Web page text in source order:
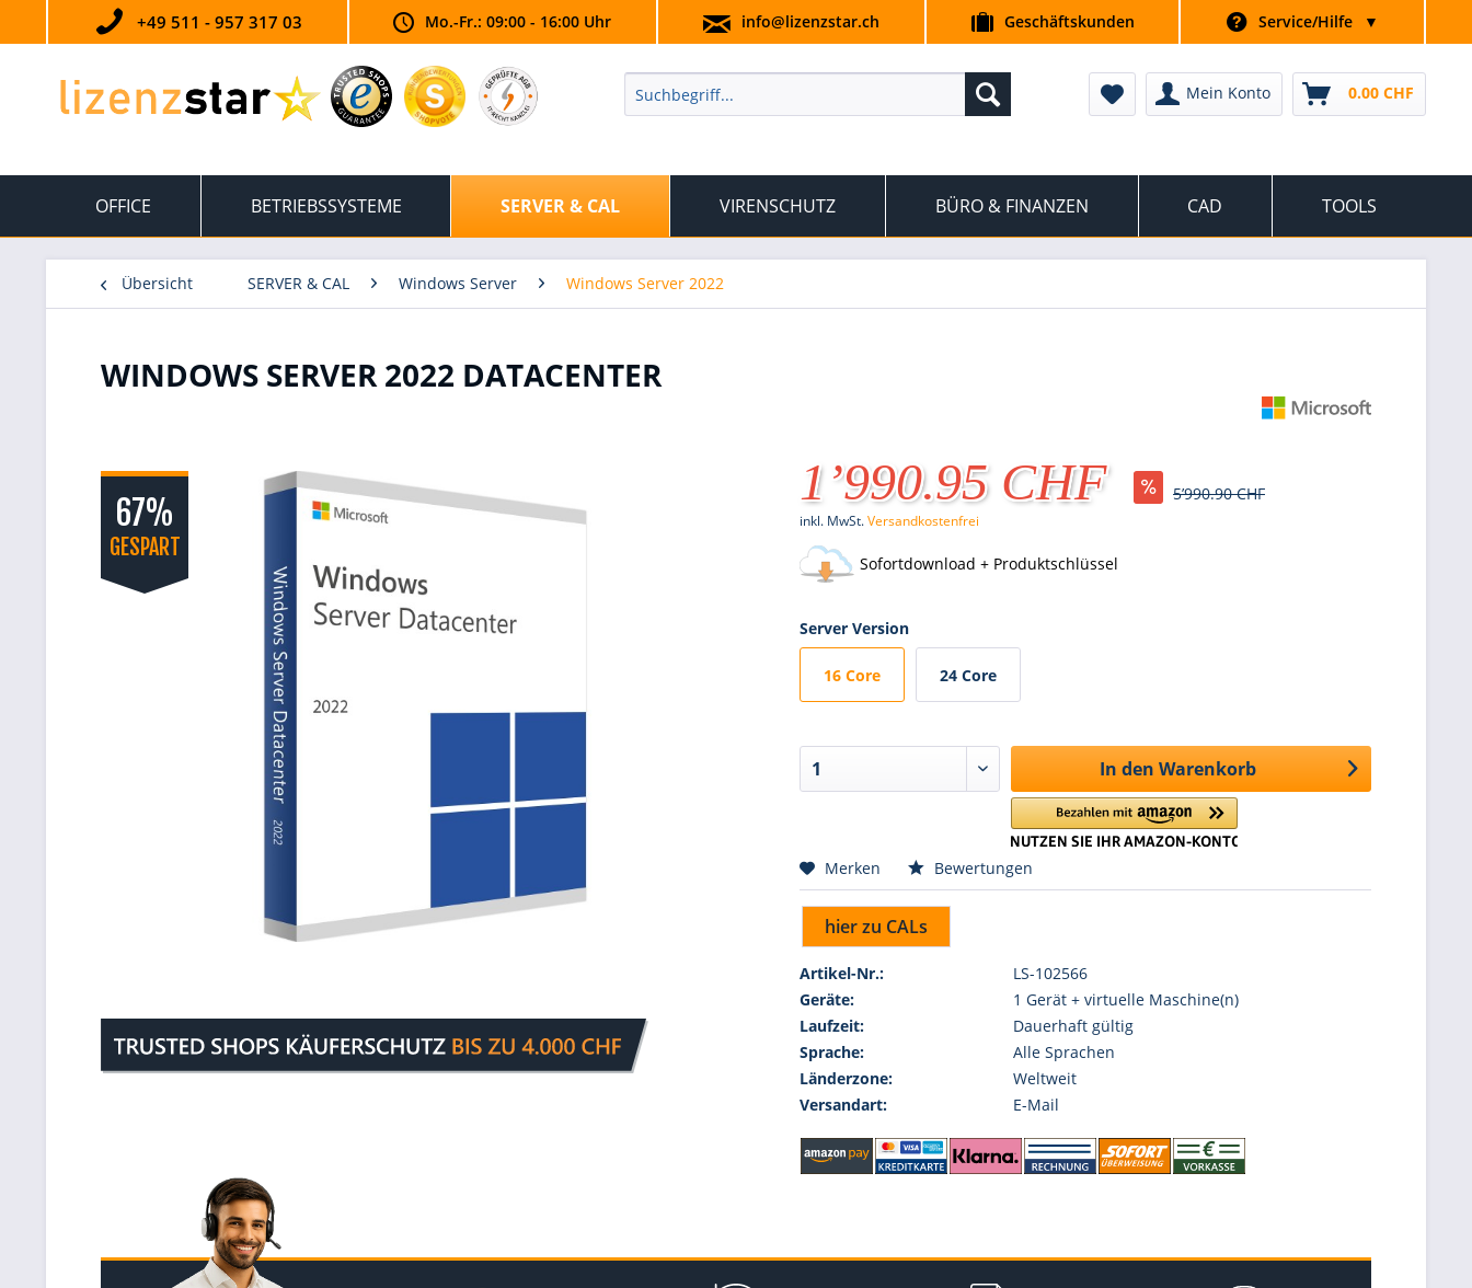
+49 511 - 957 317 03 Mo.-Fr.: 09:00 - 16:00 Uhr info@lizenzstar.ch Geschäftskunden Service/Hilfe ▼
Mein Konto 0.00 CHF
OFFICE BETRIEBSSYSTEME SERVER & CAL VIRENSCHUTZ BÜRO & FINANZEN CAD TOOLS
Übersicht SERVER & CAL Windows Server Windows Server 2022
WINDOWS SERVER 2022 DATACENTER
67%
GESPART
1’990.95 CHF 5’990.90 CHF
inkl. MwSt.Versandkostenfrei
Sofortdownload + Produktschlüssel
Server Version
16 Core 24 Core
In den Warenkorb
Merken Bewertungen
hier zu CALs
Artikel-Nr.:
LS-102566
Geräte:
1 Gerät + virtuelle Maschine(n)
Laufzeit:
Dauerhaft gültig
Sprache:
Alle Sprachen
Länderzone:
Weltweit
Versandart:
E-Mail